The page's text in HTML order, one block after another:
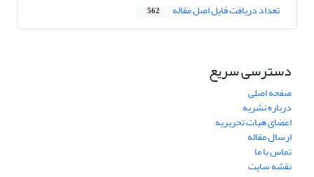
تعداد دریافت فایل اصل مقاله 562
دسترسی سریع
صفحه اصلی
درباره نشریه
اعضای هیات تحریریه
ارسال مقاله
تماس با ما
نقشه سایت